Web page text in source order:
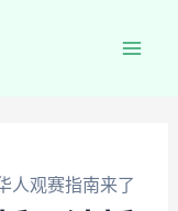
人观赛指南来了